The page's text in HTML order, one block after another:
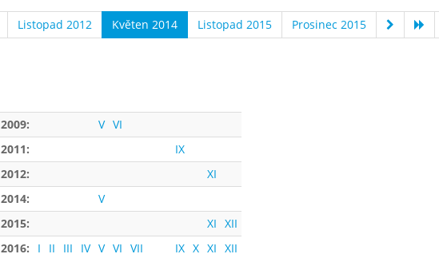
Listopad 2012 Květen 2014 Listopad 2015 Prosinec 2015
2009: V VI
2011:
IX
2012:
XI
2014:
V
2015:
XI XII
2016:
I II III IV V VI VII IX X XI XII